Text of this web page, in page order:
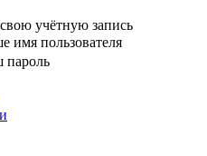
учётную запись
имя пользователя
пароль